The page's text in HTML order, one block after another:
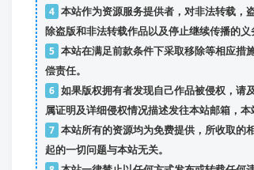
4 本站作为资源服务提供者，对非法转载，
除盗版和非法转载作品以及停止继续传播的义
5 本站在满足前款条件下采取移除等相应措
偿责任。
6 如果版权拥有者发现自己作品被侵权，请
属证明及详细侵权情况描述发往本站邮箱，
7 本站所有的资源均为免费提供，所收取的
起的一切问题与本站无关。